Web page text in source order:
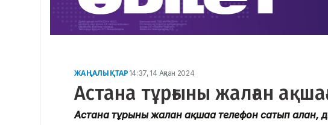
ЖАҢАЛЫҚТАР 14:37, 14 Ақпан 2024
Астана тұрғыны жалған
Астана тұрғыны жалған ақшаға телефон сатып